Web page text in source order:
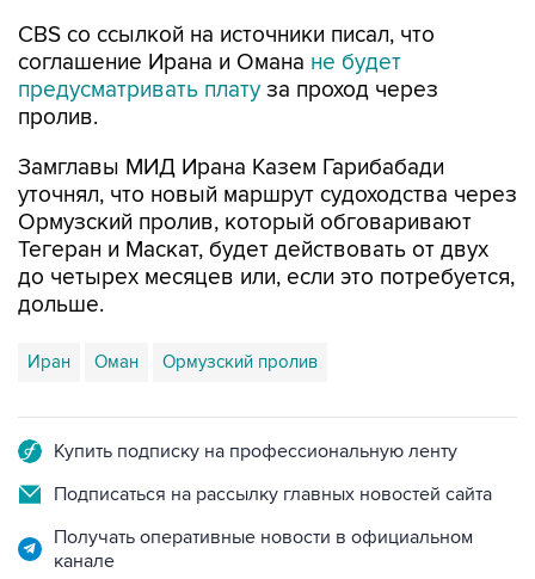
CBS со ссылкой на источники писал, что
соглашение Ирана и Омана не будет
предусматривать плату за проход через
пролив.
Замглавы МИД Ирана Казем Гарибабади
уточнял, что новый маршрут судоходства через
Ормузский пролив, который обговаривают
Тегеран и Маскат, будет действовать от двух
до четырех месяцев или, если это потребуется,
дольше.
Иран Оман Ормузский пролив
Купить подписку на профессиональную ленту
Подписаться на рассылку главных новостей сайта
Получать оперативные новости в официальном
канале